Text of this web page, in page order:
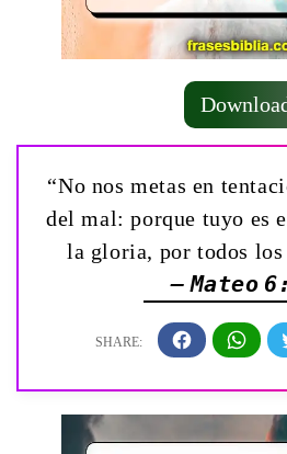
“No nos metas en
del mal: porque tuyo es
la gloria, por todos los
— Mateo